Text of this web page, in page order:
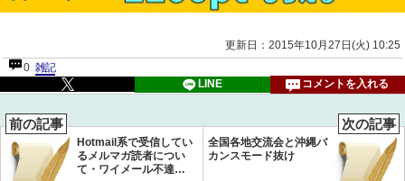
更新日：2015年10月27日(火) 10:25
0 雑記
LINE
コメントを入れる
前の記事
Hotmail系で受信してい
るメルマガ読者につい
て・ワイメール不達…
次の記事
全国各地交流会と沖縄バ
カンスモード抜け